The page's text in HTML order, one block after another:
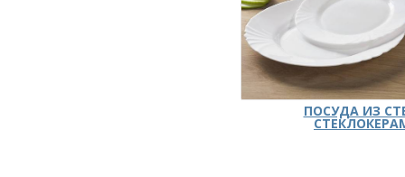
ПОСУДА ИЗ